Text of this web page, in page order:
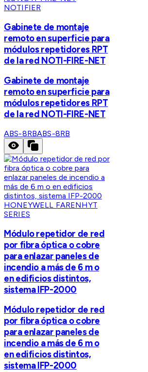
NOTIFIER
Gabinete de montaje
remoto en superficie para
módulos repetidores RPT
de la red NOTI-FIRE-NET
Gabinete de montaje
remoto en superficie para
módulos repetidores RPT
de la red NOTI-FIRE-NET
ABS-8RBABS-8RB
HONEYWELL FARENHYT
SERIES
Módulo repetidor de red
por fibra óptica o cobre
para enlazar paneles de
incendio a más de 6 m o
en edificios distintos,
sistema IFP-2000
Módulo repetidor de red
por fibra óptica o cobre
para enlazar paneles de
incendio a más de 6 m o
en edificios distintos,
sistema IFP-2000